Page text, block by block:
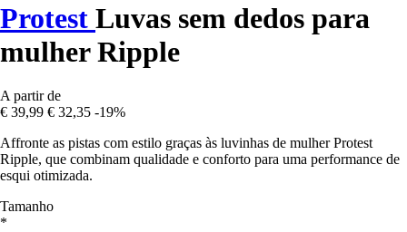
Protest Luvas sem dedos para
mulher Ripple
A partir de
€ 39,99 € 32,35 -19%
Affronte as pistas com estilo graças às luvinhas de mulher Protest
Ripple, que combinam qualidade e conforto para uma performance de
esqui otimizada.
Tamanho
*